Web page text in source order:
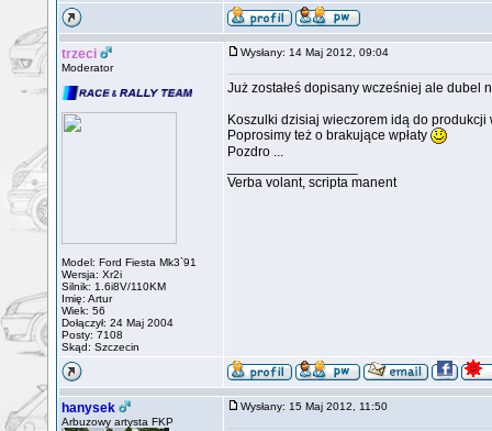
trzeci
Moderator
Model: Ford Fiesta Mk3`91
Wersja: Xr2i
Silnik: 1.6i8V/110KM
Imię: Artur
Wiek: 56
Dołączył: 24 Maj 2004
Posty: 7108
Skąd: Szczecin
Wysłany: 14 Maj 2012, 09:04
Już zostałeś dopisany wcześniej ale dubel
Koszulki dzisiaj wieczorem idą do
Poprosimy też o brakujące wpłaty
Pozdro ...
Verba volant, scripta manent
hanysek
Arbuzowy artysta FKP
Wysłany: 15 Maj 2012, 11:50